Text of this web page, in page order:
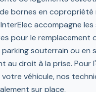
bornes en copropriété
accompagne
pour le remplacement
souterrain ou en
au droit à la prise. Pour
véhicule, nos
sur place.